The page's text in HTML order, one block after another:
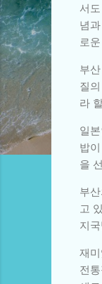
서
념
로
부
질
라
일
밥
을
부
고
지
재
전